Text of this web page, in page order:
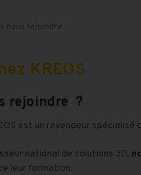
» nous rejoindre
KREOS
rejoindre ?
est un revendeur spécialisé
national de solutions 3D,
leur formation.